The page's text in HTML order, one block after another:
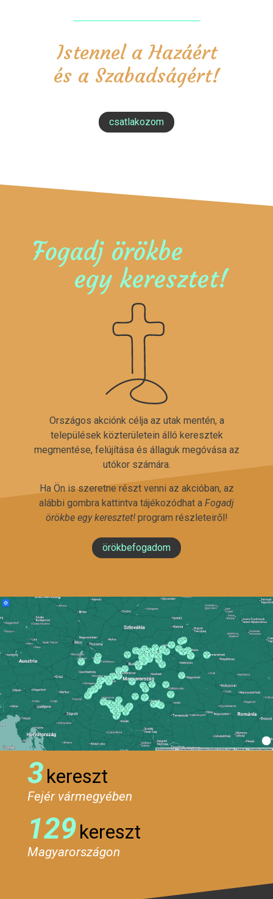
Istennel a Hazáért
és a Szabadságért!
csatlakozom
Fogadj örökbe
egy keresztet!
Országos akciónk célja az utak mentén, a
települések közterületein álló keresztek
megmentése, felújítása és állaguk megóvása az
utókor számára.
Ha Ön is szeretne részt venni az akcióban, az
alábbi gombra kattintva tájékozódhat a Fogadj
örökbe egy keresztet!program részleteiről!
örökbefogadom
3kereszt
Fejér vármegyében
129kereszt
Magyarországon